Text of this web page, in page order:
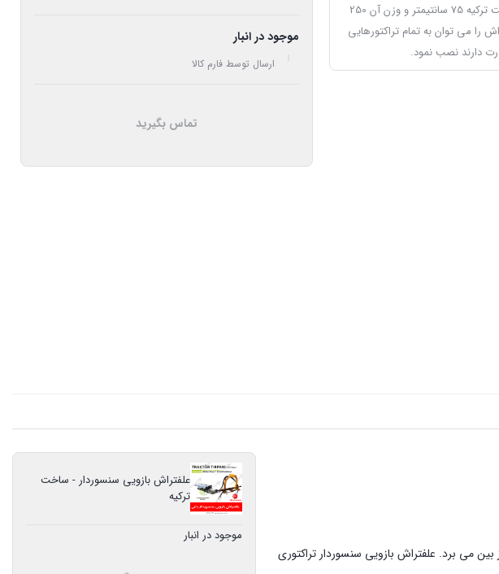
عرض کار این علفتراش ساخت ترکیه 75 سانتیمتر و وزن آن 250
را می توان به تمام تراکتورهایی
موجود در انبار
ارسال توسط فارم کالا
تماس بگیرید
می برد. علفتراش بازویی سنسوردار تراکتوری
علفتراش بازویی سنسوردار - ساخت
ترکیه
موجود در انبار